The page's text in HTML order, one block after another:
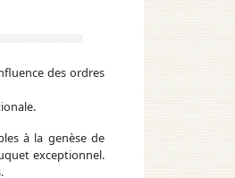
des ordres
à la genèse de
exceptionnel.